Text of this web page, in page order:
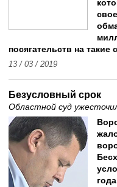
посягательств на
13 / 03 / 2019
Безусловный срок
Областной суд